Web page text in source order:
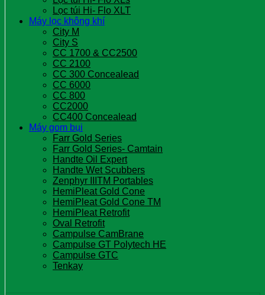
Lọc túi Hi- Flo XLT
Máy lọc không khí
City M
City S
CC 1700 & CC2500
CC 2100
CC 300 Concealead
CC 6000
CC 800
CC2000
CC400 Concealead
Máy gom bụi
Farr Gold Series
Farr Gold Series- Camtain
Handte Oil Expert
Handte Wet Scubbers
Zenphyr IIITM Portables
HemiPleat Gold Cone
HemiPleat Gold Cone TM
HemiPleat Retrofit
Oval Retrofit
Campulse CamBrane
Campulse GT Polytech HE
Campulse GTC
Tenkay